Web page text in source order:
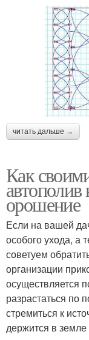
читать дальше →
Как
орошение
Если на вашей
особого ухода, а
советуем
организации
осуществляется
разрастаться по
стремиться к
держится в земле